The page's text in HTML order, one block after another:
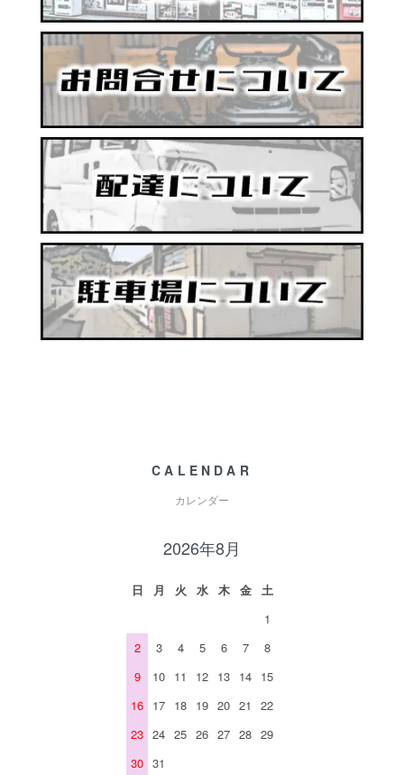
CALENDAR
カレンダー
2026年8月
日 月 火 水 木 金
土
1
2
3 4 5 6 7
8
9
10 11 12 13 14 15
16 17 18 19 20 21
22
23 24 25 26 27 28 29
30 31